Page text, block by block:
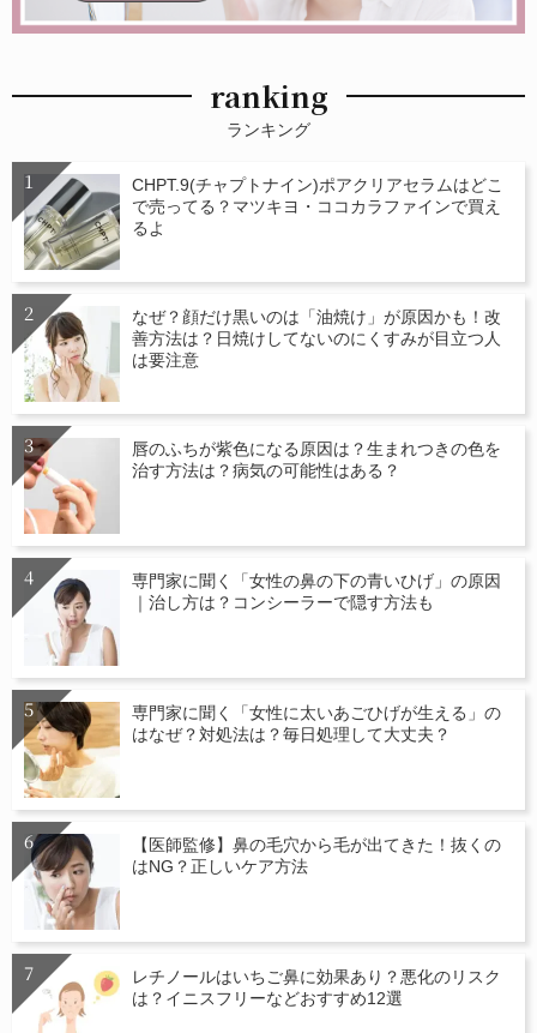
ranking
ランキング
CHPT.9(チャプトナイン)ポアクリアセラムはどこ
で売ってる？マツキヨ・ココカラファインで買え
るよ
なぜ？顔だけ黒いのは「油焼け」が原因かも！改
善方法は？日焼けしてないのにくすみが目立つ人
は要注意
唇のふちが紫色になる原因は？生まれつきの色を
治す方法は？病気の可能性はある？
専門家に聞く「女性の鼻の下の青いひげ」の原因
｜治し方は？コンシーラーで隠す方法も
専門家に聞く「女性に太いあごひげが生える」の
はなぜ？対処法は？毎日処理して大丈夫？
【医師監修】鼻の毛穴から毛が出てきた！抜くの
はNG？正しいケア方法
レチノールはいちご鼻に効果あり？悪化のリスク
は？イニスフリーなどおすすめ12選